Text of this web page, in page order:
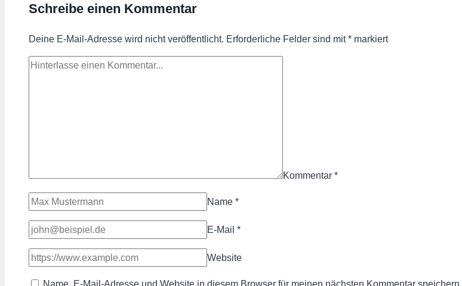
Schreibe einen Kommentar
Deine E-Mail-Adresse wird nicht veröffentlicht. Erforderliche Felder sind mit* markiert
Kommentar *
Name *
E-Mail *
Website
Name, E-Mail-Adresse und Website in diesem Browser für meinen nächsten Kommentar speichern.